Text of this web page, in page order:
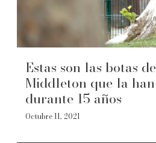
Estas son las botas
Middleton que la
durante 15 años
Octubre 11, 2021